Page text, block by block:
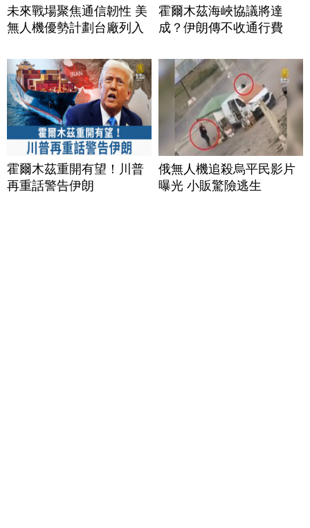
未來戰場聚焦通信韌性 美
無人機優勢計劃台廠列入
霍爾木茲海峽協議將達
成？伊朗傳不收通行費
霍爾木茲重開有望！川普
再重話警告伊朗
俄無人機追殺烏平民影片
曝光 小販驚險逃生